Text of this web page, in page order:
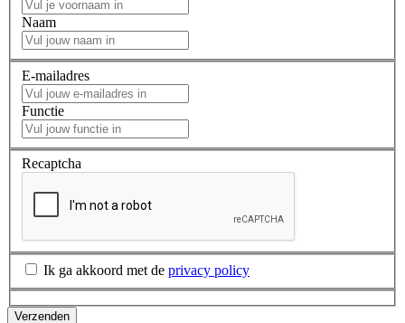
Naam
E-mailadres
Functie
Recaptcha
Ik ga akkoord met de privacy policy